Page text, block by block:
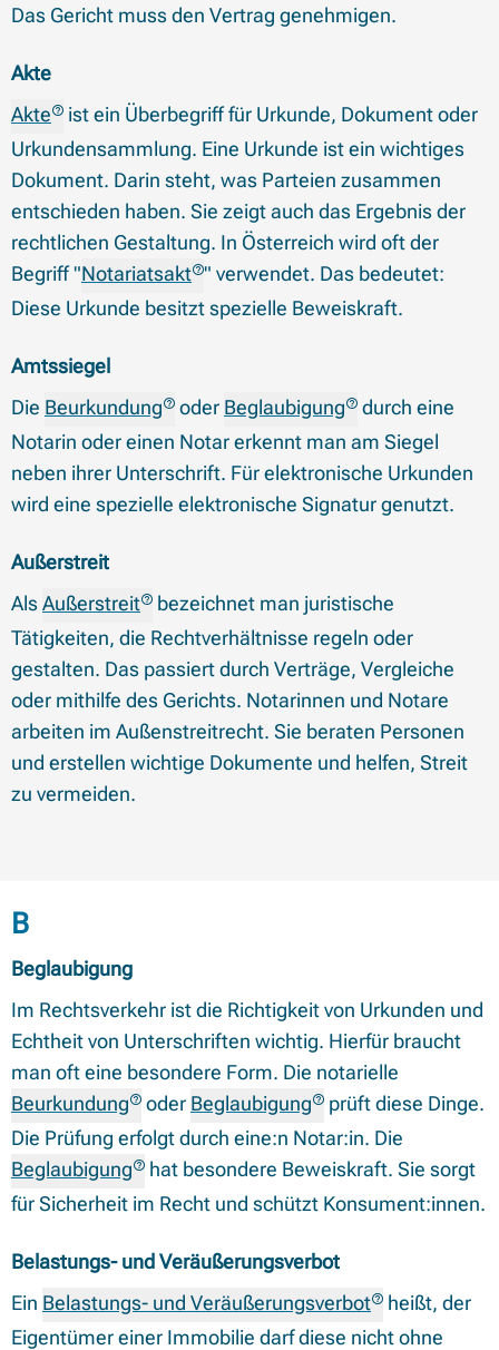
Das Gericht muss den Vertrag genehmigen.
Akte
Akte
ist ein Überbegriff für Urkunde, Dokument oder
Urkundensammlung. Eine Urkunde ist ein wichtiges
Dokument. Darin steht, was Parteien zusammen
entschieden haben. Sie zeigt auch das Ergebnis der
rechtlichen Gestaltung. In Österreich wird oft der
Begriff "Notariatsakt " verwendet. Das bedeutet:
Diese Urkunde besitzt spezielle Beweiskraft.
Amtssiegel
Die Beurkundung oder Beglaubigung
durch eine
Notarin oder einen Notar erkennt man am Siegel
neben ihrer Unterschrift. Für elektronische Urkunden
wird eine spezielle elektronische Signatur genutzt.
Außerstreit
AlsAußerstreit
bezeichnet man juristische
Tätigkeiten, die Rechtverhältnisse regeln oder
gestalten. Das passiert durch Verträge, Vergleiche
oder mithilfe des Gerichts. Notarinnen und Notare
arbeiten im Außenstreitrecht. Sie beraten Personen
und erstellen wichtige Dokumente und helfen, Streit
zu vermeiden.
Begriffe mit Anfangsbuchstabe
B
Beglaubigung
Im Rechtsverkehr ist die Richtigkeit von Urkunden und
Echtheit von Unterschriften wichtig. Hierfür braucht
man oft eine besondere Form. Die notarielle
Beurkundung
oder Beglaubigung
prüft diese Dinge.
Die Prüfung erfolgt durch eine:n Notar:in. Die
Beglaubigung
hat besondere Beweiskraft. Sie sorgt
für Sicherheit im Recht und schützt Konsument:innen.
Belastungs- und Veräußerungsverbot
Ein Belastungs- und Veräußerungsverbot
heißt, der
Eigentümer einer Immobilie darf diese nicht ohne